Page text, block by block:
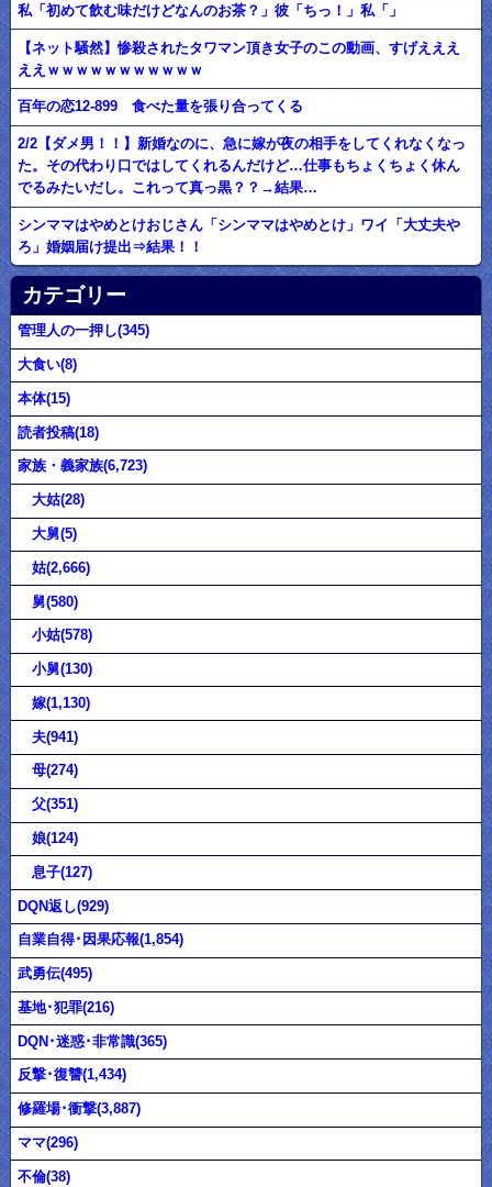
私「初めて飲む味だけどなんのお茶？」彼「ちっ！」私「」
【ネット騒然】惨殺されたタワマン頂き女子のこの動画、すげえええ
ええｗｗｗｗｗｗｗｗｗｗｗ
百年の恋12-899 食べた量を張り合ってくる
2/2【ダメ男！！】新婚なのに、急に嫁が夜の相手をしてくれなくなっ
た。その代わり口ではしてくれるんだけど…仕事もちょくちょく休ん
でるみたいだし。これって真っ黒？？→結果…
シンママはやめとけおじさん「シンママはやめとけ」ワイ「大丈夫や
ろ」婚姻届け提出⇒結果！！
カテゴリー
管理人の一押し(345)
大食い(8)
本体(15)
読者投稿(18)
家族・義家族(6,723)
大姑(28)
大舅(5)
姑(2,666)
舅(580)
小姑(578)
小舅(130)
嫁(1,130)
夫(941)
母(274)
父(351)
娘(124)
息子(127)
DQN返し(929)
自業自得･因果応報(1,854)
武勇伝(495)
基地･犯罪(216)
DQN･迷惑･非常識(365)
反撃･復讐(1,434)
修羅場･衝撃(3,887)
ママ(296)
不倫(38)